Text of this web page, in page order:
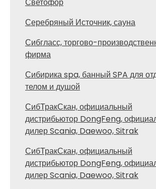
Серебряный Источник, сауна
Сибгласс, торгово-
фирма
Сибирика spa, банный SPA для
телом и душой
СибТракСкан, официальный
дистрибьютор DongFeng,
дилер Scania, Daewoo, Sitrak
СибТракСкан, официальный
дистрибьютор DongFeng,
дилер Scania, Daewoo, Sitrak